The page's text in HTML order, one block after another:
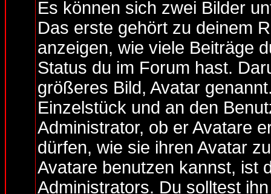
Es können sich zwei Bilder
Das erste gehört zu deinem
anzeigen, wie viele Beiträge
Status du im Forum hast.
größeres Bild, Avatar
Einzelstück und an den
Administrator, ob er Avatare
dürfen, wie sie ihren Avatar
Avatare benutzen kannst, ist
Administrators. Du solltest